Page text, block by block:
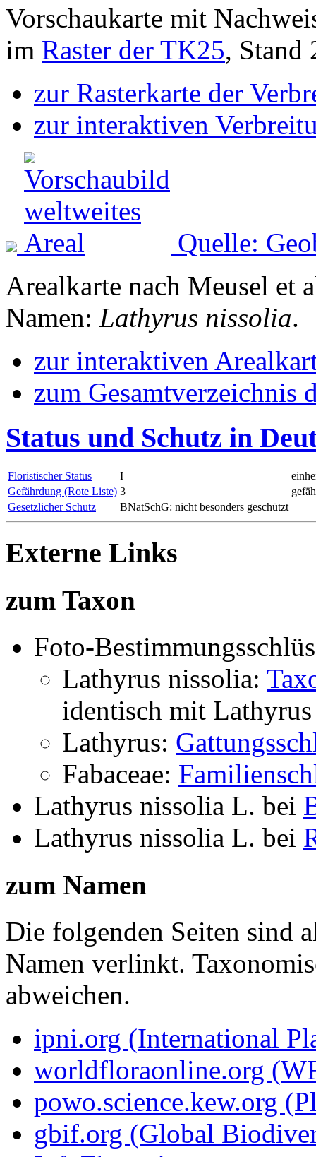
Vorschaukarte mit
im Raster der TK25, Stand
zur Rasterkarte der
zur interaktiven
Quelle:
Arealkarte nach Meusel et
Namen: Lathyrus nissolia.
zur interaktiven
zum Gesamtverzeichnis
Status und Schutz in
Floristischer Status I
Gefährdung (Rote Liste) 3
Gesetzlicher Schutz
BNatSchG: nicht besonders geschützt
Externe Links
zum Taxon
Foto-
Lathyrus nissolia:
identisch mit
Lathyrus:
Fabaceae:
Lathyrus nissolia L. bei
Lathyrus nissolia L. bei
zum Namen
Die folgenden Seiten sind
Namen verlinkt.
abweichen.
ipni.org (International
worldfloraonline.org
powo.science.kew.org
gbif.org (Global